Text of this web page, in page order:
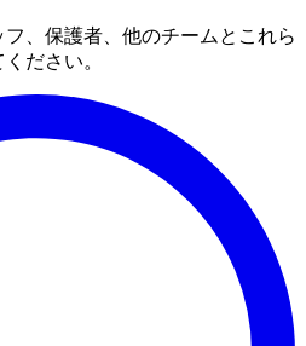
、保護者、他のチームとこれら
ださい。